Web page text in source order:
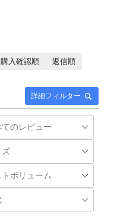
詳細フィルター
購入確認順
返信順